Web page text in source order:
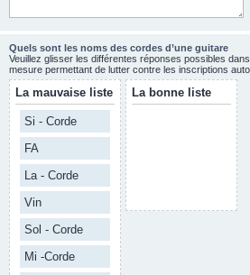
Quels sont les noms des cordes d’une guitare
Veuillez glisser les différentes réponses possibles
mesure permettant de lutter contre les inscriptions
La mauvaise liste
Si - Corde
FA
La - Corde
Vin
Sol - Corde
Mi -Corde
La bonne liste